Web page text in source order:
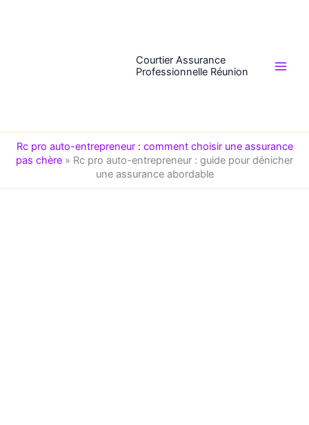
Courtier Assurance
Professionnelle Réunion
Rc pro auto-entrepreneur : comment choisir une assurance
pas chère » Rc pro auto-entrepreneur : guide pour dénicher
une assurance abordable